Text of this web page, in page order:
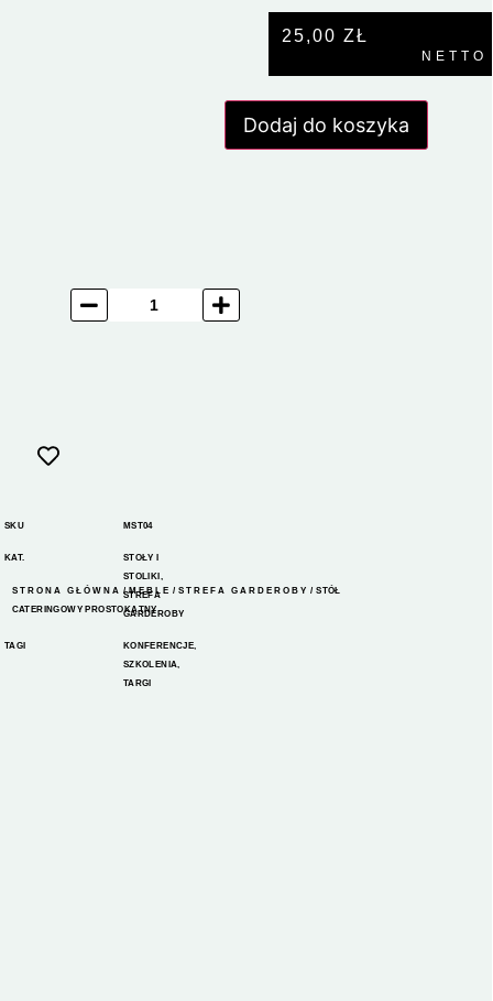
25,00 ZŁ
NETTO
Dodaj do koszyka
SKU MST04
KAT.
STOŁY I
STOLIKI
STREFA
GARDEROBY
TAGI KONFERENCJE
SZKOLENIA
TARGI
STRONA GŁÓWNA /MEBLE /STREFA GARDEROBY / STÓŁ
CATERINGOWY PROSTOKĄTNY